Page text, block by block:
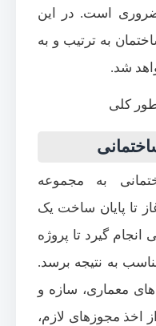
ضروری است. در این
به ترتیب و به
شد.
به مجموعه
تا پایان ساخت یک
گیرد تا پروژه
به نتیجه برسد.
معماری، سازه و
مجوزهای لازم،